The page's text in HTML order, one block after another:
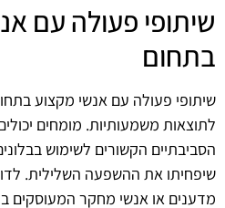
שיתופי פעולה עם
בתחום
שיתופי פעולה עם אנשי מקצוע
לתוצאות משמעותיות. מומחים
הסביבתיים הקשורים לשימוש
שיפחיתו את ההשפעה השלילית.
מדענים או אנשי מחקר המעוסקים